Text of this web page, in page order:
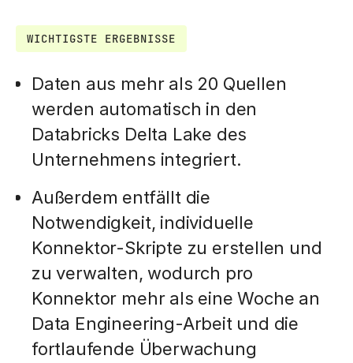
WICHTIGSTE ERGEBNISSE
Daten aus mehr als 20 Quellen
werden automatisch in den
Databricks Delta Lake des
Unternehmens integriert.
Außerdem entfällt die
Notwendigkeit, individuelle
Konnektor-Skripte zu erstellen und
zu verwalten, wodurch pro
Konnektor mehr als eine Woche an
Data Engineering-Arbeit und die
fortlaufende Überwachung